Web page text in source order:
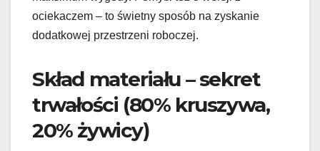
ociekaczem – to świetny sposób na zyskanie
dodatkowej przestrzeni roboczej.
Skład materiału – sekret
trwałości (80% kruszywa,
20% żywicy)